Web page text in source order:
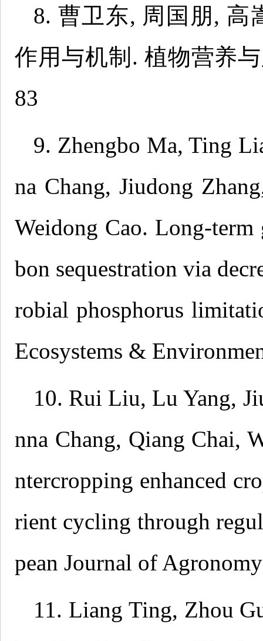
8. 曹卫东, 周国朋, 高
作用与机制. 植物营养
83
9. Zhengbo Ma, Ting
na Chang, Jiudong
Weidong Cao. Long-term
bon sequestration via
robial phosphorus
Ecosystems &
10. Rui Liu, Lu Yang,
nna Chang, Qiang Chai,
ntercropping enhanced
rient cycling through
pean Journal of
11. Liang Ting, Zhou